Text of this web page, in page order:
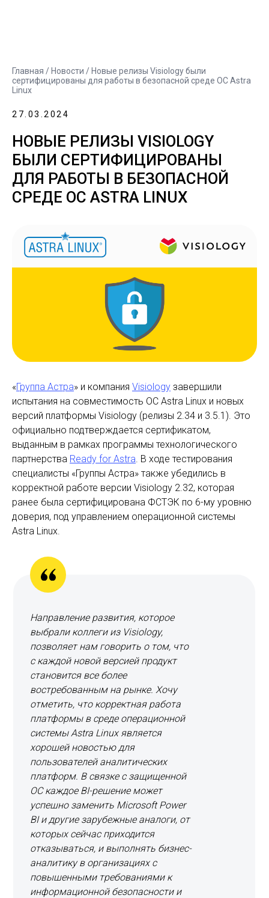
Главная / Новости / Новые релизы Visiology были
сертифицированы для работы в безопасной среде ОС Astra
Linux
27.03.2024
НОВЫЕ РЕЛИЗЫ VISIOLOGY
БЫЛИ СЕРТИФИЦИРОВАНЫ
ДЛЯ РАБОТЫ В БЕЗОПАСНОЙ
СРЕДЕ ОС ASTRA LINUX
«Группа Астра» и компания Visiology завершили
испытания на совместимость ОС Astra Linux и новых
версий платформы Visiology (релизы 2.34 и 3.5.1). Это
официально подтверждается сертификатом,
выданным в рамках программы технологического
партнерства Ready for Astra. В ходе тестирования
специалисты «Группы Астра» также убедились в
корректной работе версии Visiology 2.32, которая
ранее была сертифицирована ФСТЭК по 6-му уровню
доверия, под управлением операционной системы
Astra Linux.
Направление развития, которое
выбрали коллеги из Visiology,
позволяет нам говорить о том, что
с каждой новой версией продукт
становится все более
востребованным на рынке. Хочу
отметить, что корректная работа
платформы в среде операционной
системы Astra Linux является
хорошей новостью для
пользователей аналитических
платформ. В связке с защищенной
ОС каждое BI-решение может
успешно заменить Microsoft Power
BI и другие зарубежные аналоги, от
которых сейчас приходится
отказываться, и выполнять бизнес-
аналитику в организациях с
повышенными требованиями к
информационной безопасности и